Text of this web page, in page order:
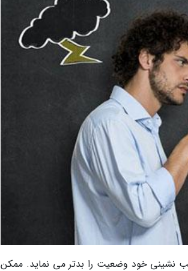
نشینی خود وضعیت را بدتر می نماید. ممکن